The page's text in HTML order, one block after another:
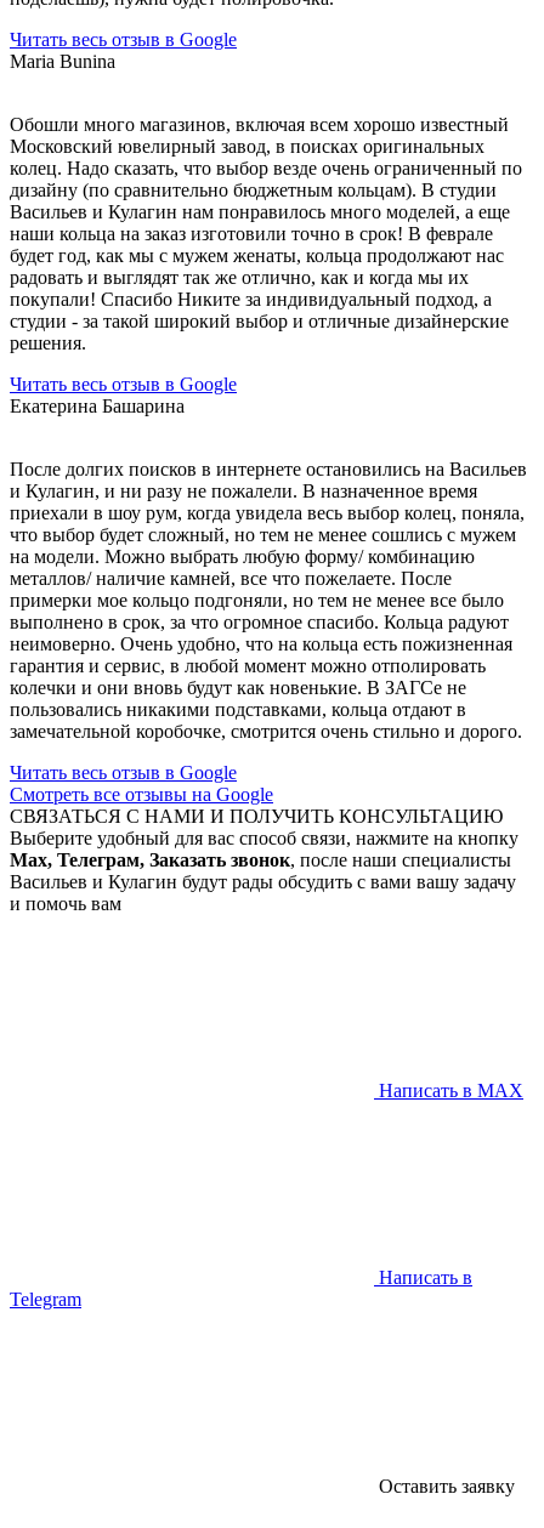
Читать весь отзыв в Google
Maria Bunina
Обошли много магазинов, включая всем хорошо известный
Московский ювелирный завод, в поисках оригинальных
колец. Надо сказать, что выбор везде очень ограниченный по
дизайну (по сравнительно бюджетным кольцам). В студии
Васильев и Кулагин нам понравилось много моделей, а еще
наши кольца на заказ изготовили точно в срок! В феврале
будет год, как мы с мужем женаты, кольца продолжают нас
радовать и выглядят так же отлично, как и когда мы их
покупали! Спасибо Никите за индивидуальный подход, а
студии - за такой широкий выбор и отличные дизайнерские
решения.
Читать весь отзыв в Google
Екатерина Башарина
После долгих поисков в интернете остановились на Васильев
и Кулагин, и ни разу не пожалели. В назначенное время
приехали в шоу рум, когда увидела весь выбор колец, поняла,
что выбор будет сложный, но тем не менее сошлись с мужем
на модели. Можно выбрать любую форму/ комбинацию
металлов/ наличие камней, все что пожелаете. После
примерки мое кольцо подгоняли, но тем не менее все было
выполнено в срок, за что огромное спасибо. Кольца радуют
неимоверно. Очень удобно, что на кольца есть пожизненная
гарантия и сервис, в любой момент можно отполировать
колечки и они вновь будут как новенькие. В ЗАГСе не
пользовались никакими подставками, кольца отдают в
замечательной коробочке, смотрится очень стильно и дорого.
Читать весь отзыв в Google
Смотреть все отзывы на Google
СВЯЗАТЬСЯ С НАМИ И ПОЛУЧИТЬ КОНСУЛЬТАЦИЮ
Выберите удобный для вас способ связи, нажмите на кнопку
Max, Телеграм, Заказать звонок, после наши специалисты
Васильев и Кулагин будут рады обсудить с вами вашу задачу
и помочь вам
Написать в MAX
Написать в
Telegram
Оставить заявку